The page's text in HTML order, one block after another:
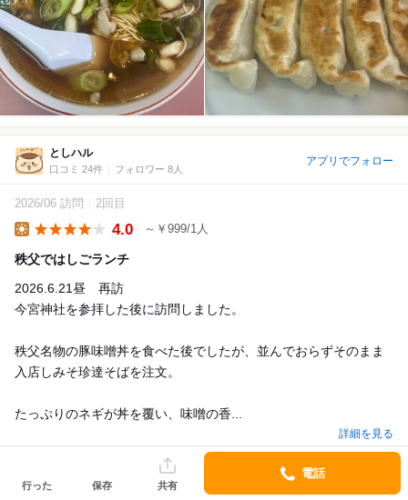
としハル
口コミ 24件 フォロワー 8人
アプリでフォロー
2026/06 訪問 2回目
4.0 ～￥999/1人
秩父ではしごランチ
2026.6.21昼 再訪
今宮神社を参拝した後に訪問しました。
秩父名物の豚味噌丼を食べた後でしたが、並んでおらずそのまま
入店しみそ珍達そばを注文。
たっぷりのネギが丼を覆い、味噌の香...
詳細を見る
行った 保存 共有
電話